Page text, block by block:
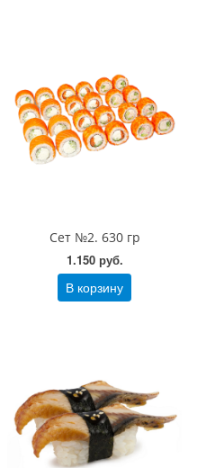
Сет №2. 630 гр
1.150 руб.
В корзину